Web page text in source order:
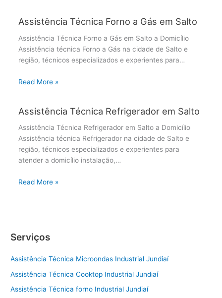
Assistência Técnica Forno a Gás em Salto
Assistência Técnica Forno a Gás em Salto a Domicílio
Assistência técnica Forno a Gás na cidade de Salto e
região, técnicos especializados e experientes para…
Read More »
Assistência Técnica Refrigerador em Salto
Assistência Técnica Refrigerador em Salto a Domicílio
Assistência técnica Refrigerador na cidade de Salto e
região, técnicos especializados e experientes para
atender a domicílio instalação,…
Read More »
Serviços
Assistência Técnica Microondas Industrial Jundiaí
Assistência Técnica Cooktop Industrial Jundiaí
Assistência Técnica forno Industrial Jundiaí